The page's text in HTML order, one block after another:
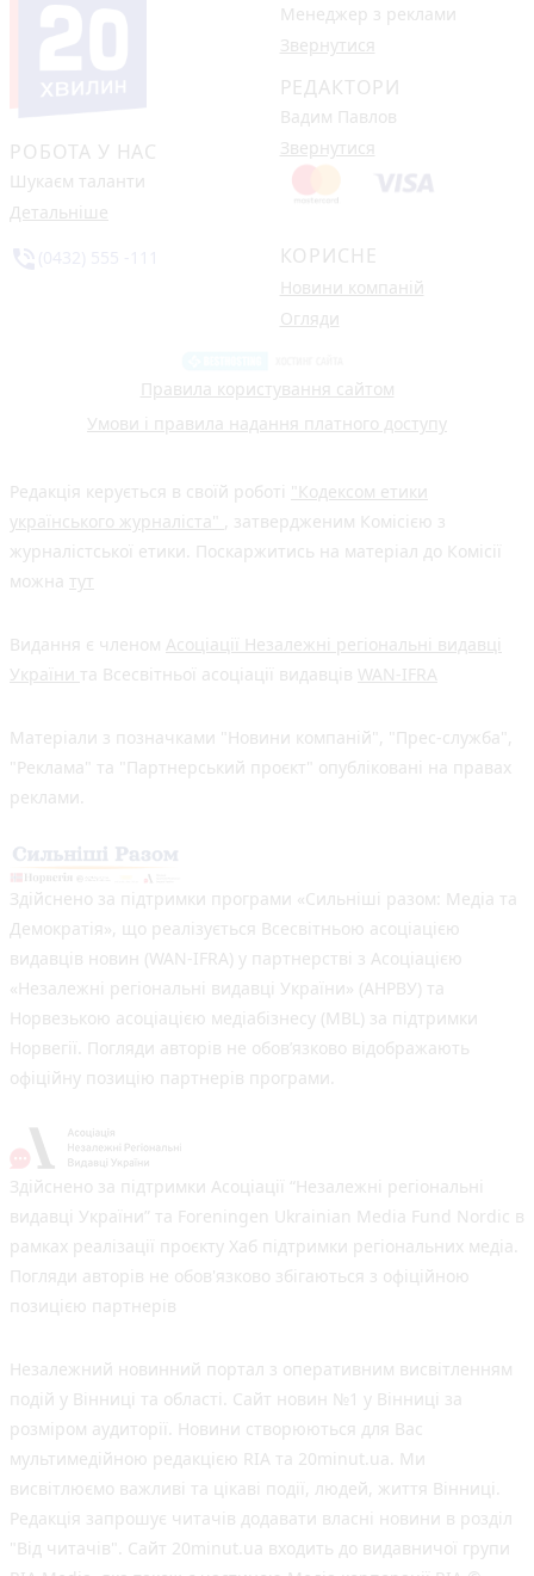
РОБОТА У НАС
Шукаєм таланти
Детальніше
Менеджер з реклами
Звернутися
РЕДАКТОРИ
Вадим Павлов
Звернутися
КОРИСНЕ
Новини компаній
Огляди
Правила користування сайтом
Умови і правила надання платного доступу
Редакція керується в своїй роботі "Кодексом етики
українського журналіста" , затвердженим Комісією з
журналістської етики. Поскаржитись на матеріал до Комісії
можна тут
Видання є членом Асоціації Незалежні регіональні видавці
України та Всесвітньої асоціації видавців WAN-IFRA
Матеріали з позначками "Новини компаній", "Прес-служба",
"Реклама" та "Партнерський проєкт" опубліковані на правах
реклами.
Здійснено за підтримки програми «Сильніші разом: Медіа та
Демократія», що реалізується Всесвітньою асоціацією
видавців новин (WAN-IFRA) у партнерстві з Асоціацією
«Незалежні регіональні видавці України» (АНРВУ) та
Норвезькою асоціацією медіабізнесу (MBL) за підтримки
Норвегії. Погляди авторів не обов’язково відображають
офіційну позицію партнерів програми.
Здійснено за підтримки Асоціації “Незалежні регіональні
видавці України” та Foreningen Ukrainian Media Fund Nordic в
рамках реалізації проєкту Хаб підтримки регіональних медіа.
Погляди авторів не обов'язково збігаються з офіційною
позицією партнерів
Незалежний новинний портал з оперативним висвітленням
подій у Вінниці та області. Сайт новин №1 у Вінниці за
розміром аудиторії. Новини створюються для Вас
мультимедійною редакцією RIA та 20minut.ua. Ми
висвітлюємо важливі та цікаві події, людей, життя Вінниці.
Редакція запрошує читачів додавати власні новини в розділ
"Від читачів". Сайт 20minut.ua входить до видавничої групи